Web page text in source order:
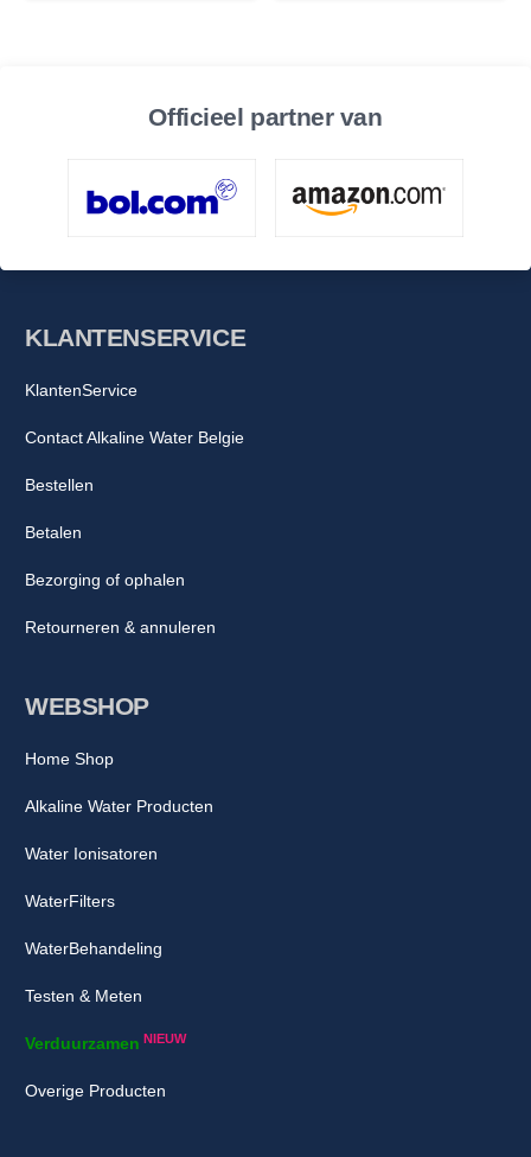
Officieel partner van
WEBSHOP
Home Shop
Alkaline Water Producten
Water Ionisatoren
WaterFilters
WaterBehandeling
Testen & Meten
Verduurzamen NIEUW
Overige Producten
KLANTENSERVICE
KlantenService
Contact Alkaline Water Belgie
Bestellen
Betalen
Bezorging of ophalen
Retourneren & annuleren